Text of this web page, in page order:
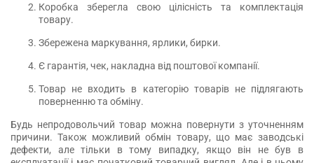
Коробка зберегла свою цілісність та комплектація
товару.
Збережена маркування, ярлики, бирки.
Є гарантія, чек, накладна від поштової компанії.
Товар не входить в категорію товарів не підлягають
поверненню та обміну.
Будь непродовольчий товар можна повернути з уточненням
причини. Також можливий обмін товару, що має заводські
дефекти, але тільки в тому випадку, якщо він не був в